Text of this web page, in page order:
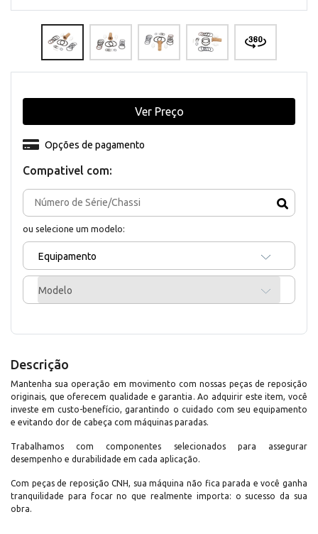
Compativel com:
ou selecione um modelo:
Equipamento
Modelo
Opções de pagamento
Ver Preço
Descrição
Mantenha sua operação em movimento com nossas peças de reposição
originais, que oferecem qualidade e garantia. Ao adquirir este item, você
investe em custo-benefício, garantindo o cuidado com seu equipamento
e evitando dor de cabeça com máquinas paradas.
Trabalhamos com componentes selecionados para assegurar
desempenho e durabilidade em cada aplicação.
Com peças de reposição CNH, sua máquina não fica parada e você ganha
tranquilidade para focar no que realmente importa: o sucesso da sua
obra.